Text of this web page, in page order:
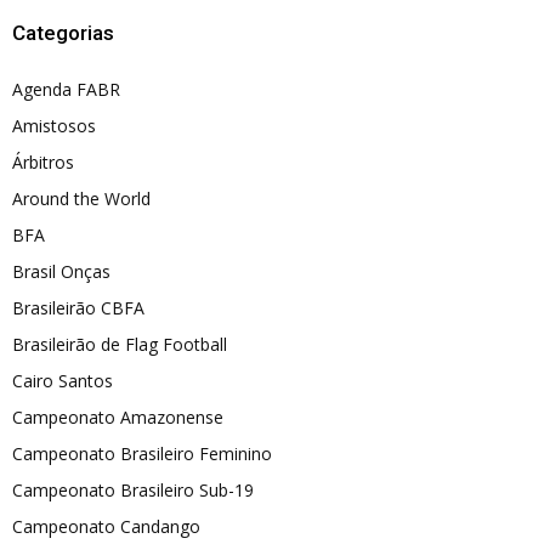
Categorias
Agenda FABR
Amistosos
Árbitros
Around the World
BFA
Brasil Onças
Brasileirão CBFA
Brasileirão de Flag Football
Cairo Santos
Campeonato Amazonense
Campeonato Brasileiro Feminino
Campeonato Brasileiro Sub-19
Campeonato Candango